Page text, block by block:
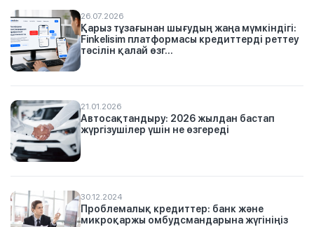
26.07.2026
Қарыз тұзағынан шығудың жаңа мүмкіндігі:
Finkelisim платформасы кредиттерді реттеу
тәсілін қалай өзг...
21.01.2026
Автосақтандыру: 2026 жылдан бастап
жүргізушілер үшін не өзгереді
30.12.2024
Проблемалық кредиттер: банк және
микроқаржы омбудсмандарына жүгініңіз